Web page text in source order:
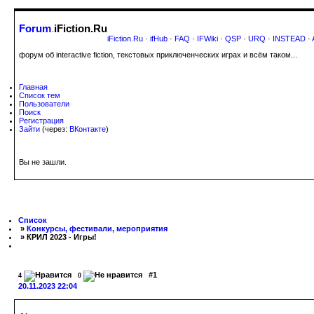
Forum.iFiction.Ru
iFiction.Ru · ifHub · FAQ · IFWiki · QSP · URQ · INSTEAD ·
форум об interactive fiction, текстовых приключенческих играх и всём таком...
Главная
Список тем
Пользователи
Поиск
Регистрация
Зайти (через: ВКонтакте)
Вы не зашли.
Список
» Конкурсы, фестивали, мероприятия
» КРИЛ 2023 - Игры!
4 0
#1
20.11.2023 22:04